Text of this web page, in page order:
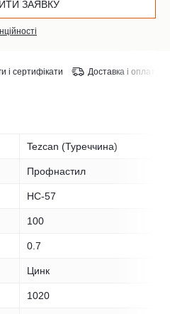
і сертифікати Доставка і оплата
Tezcan (Туреччина)
Профнастил
НС-57
100
0.7
Цинк
1020